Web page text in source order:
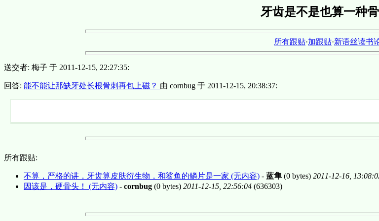
牙齿是不是也算一种
所有跟贴·加跟贴·新语丝读书
送交者: 梅子 于 2011-12-15, 22:27:35:
回答: 能不能让那缺牙处长根骨刺再包上磁？ 由 cornbug 于 2011-12-15, 20:38:37:
所有跟贴:
不算，严格的讲，牙齿算皮肤衍生物，和鲨鱼的鳞片是一家 (无内容) - 蓝隼 (0 bytes) 2011-12-16,
因该是，硬骨头！ (无内容) - cornbug (0 bytes) 2011-12-15, 22:56:04 (636303)